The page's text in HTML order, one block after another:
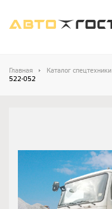
Главная Каталог спецтехники
522-052